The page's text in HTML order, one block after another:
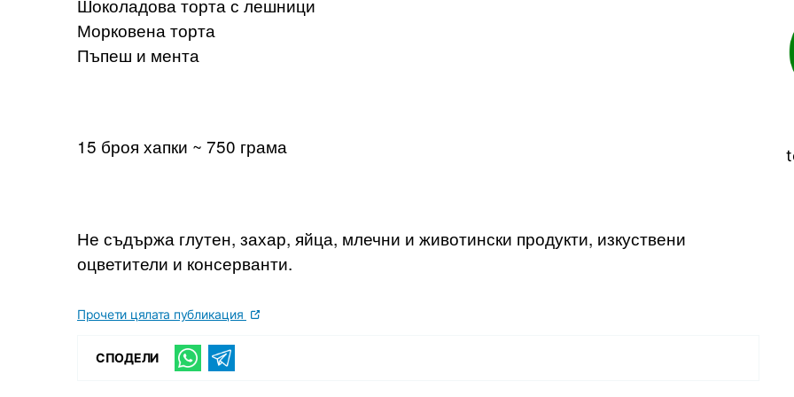
Морковена торта
Пъпеш и мента
15 броя хапки ~ 750 грама
Не съдържа глутен, захар, яйца, млечни и животински продукти, изкуствени
оцветители и консерванти.
Прочети цялата публикация
СПОДЕЛИ